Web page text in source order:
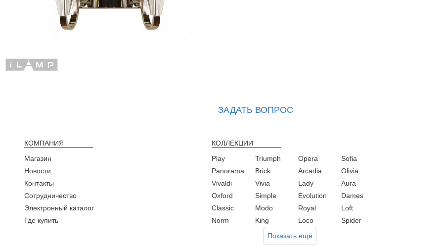
ЗАДАТЬ ВОПРОС
КОМПАНИЯ
Магазин
Новости
Контакты
Сотрудничество
Электронный каталог
Где купить
КОЛЛЕКЦИИ
Play
Panorama
Triumph
Brick
Opera
Arcadia
Sofia
Olivia
Vivaldi
Oxford
Vivia
Simple
Lady
Evolution
Aura
Dames
Classic
Norm
Modo
King
Royal
Loco
Loft
Spider
Показать ещё